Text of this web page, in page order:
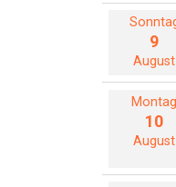
9
August
Montag
10
August